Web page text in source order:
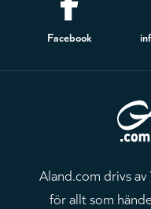
Sidfot
Facebook
Aland.com drivs
för allt som